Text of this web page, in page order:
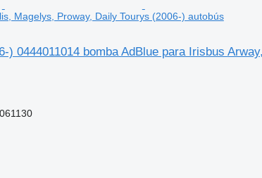
Magelys, Proway, Daily Tourys (2006-) autobús
) 0444011014 bomba AdBlue para Irisbus